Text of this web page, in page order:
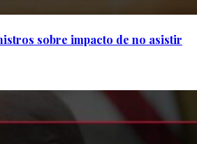
sobre impacto de no asistir